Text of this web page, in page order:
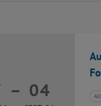
17 März 2026 bis 04
– 04